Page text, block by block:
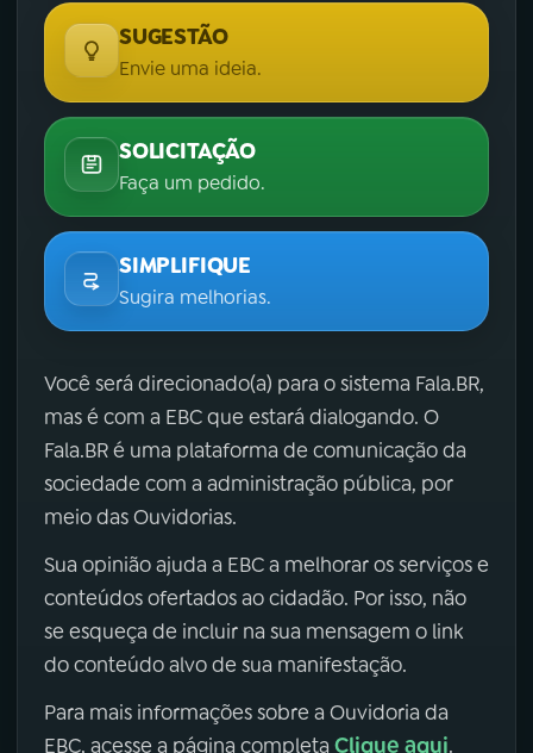
SUGESTÃO
Envie uma ideia.
SOLICITAÇÃO
Faça um pedido.
SIMPLIFIQUE
Sugira melhorias.
Você será direcionado(a) para o sistema Fala.BR,
mas é com a EBC que estará dialogando. O
Fala.BR é uma plataforma de comunicação da
sociedade com a administração pública, por
meio das Ouvidorias.
Sua opinião ajuda a EBC a melhorar os serviços e
conteúdos ofertados ao cidadão. Por isso, não
se esqueça de incluir na sua mensagem o link
do conteúdo alvo de sua manifestação.
Para mais informações sobre a Ouvidoria da
EBC, acesse a página completa Clique aqui.